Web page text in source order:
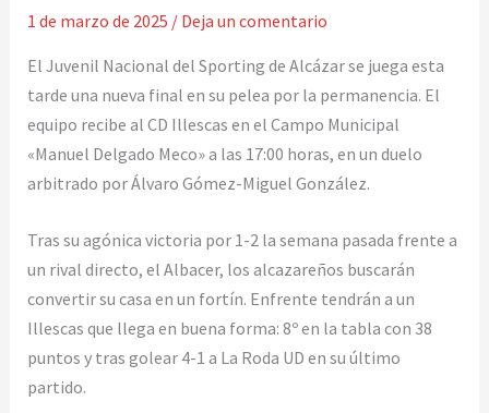
1 de marzo de 2025 / Deja un comentario
El Juvenil Nacional del Sporting de Alcázar se juega esta
tarde una nueva final en su pelea por la permanencia. El
equipo recibe al CD Illescas en el Campo Municipal
«Manuel Delgado Meco» a las 17:00 horas, en un duelo
arbitrado por Álvaro Gómez-Miguel González.
Tras su agónica victoria por 1-2 la semana pasada frente a
un rival directo, el Albacer, los alcazareños buscarán
convertir su casa en un fortín. Enfrente tendrán a un
Illescas que llega en buena forma: 8º en la tabla con 38
puntos y tras golear 4-1 a La Roda UD en su último
partido.